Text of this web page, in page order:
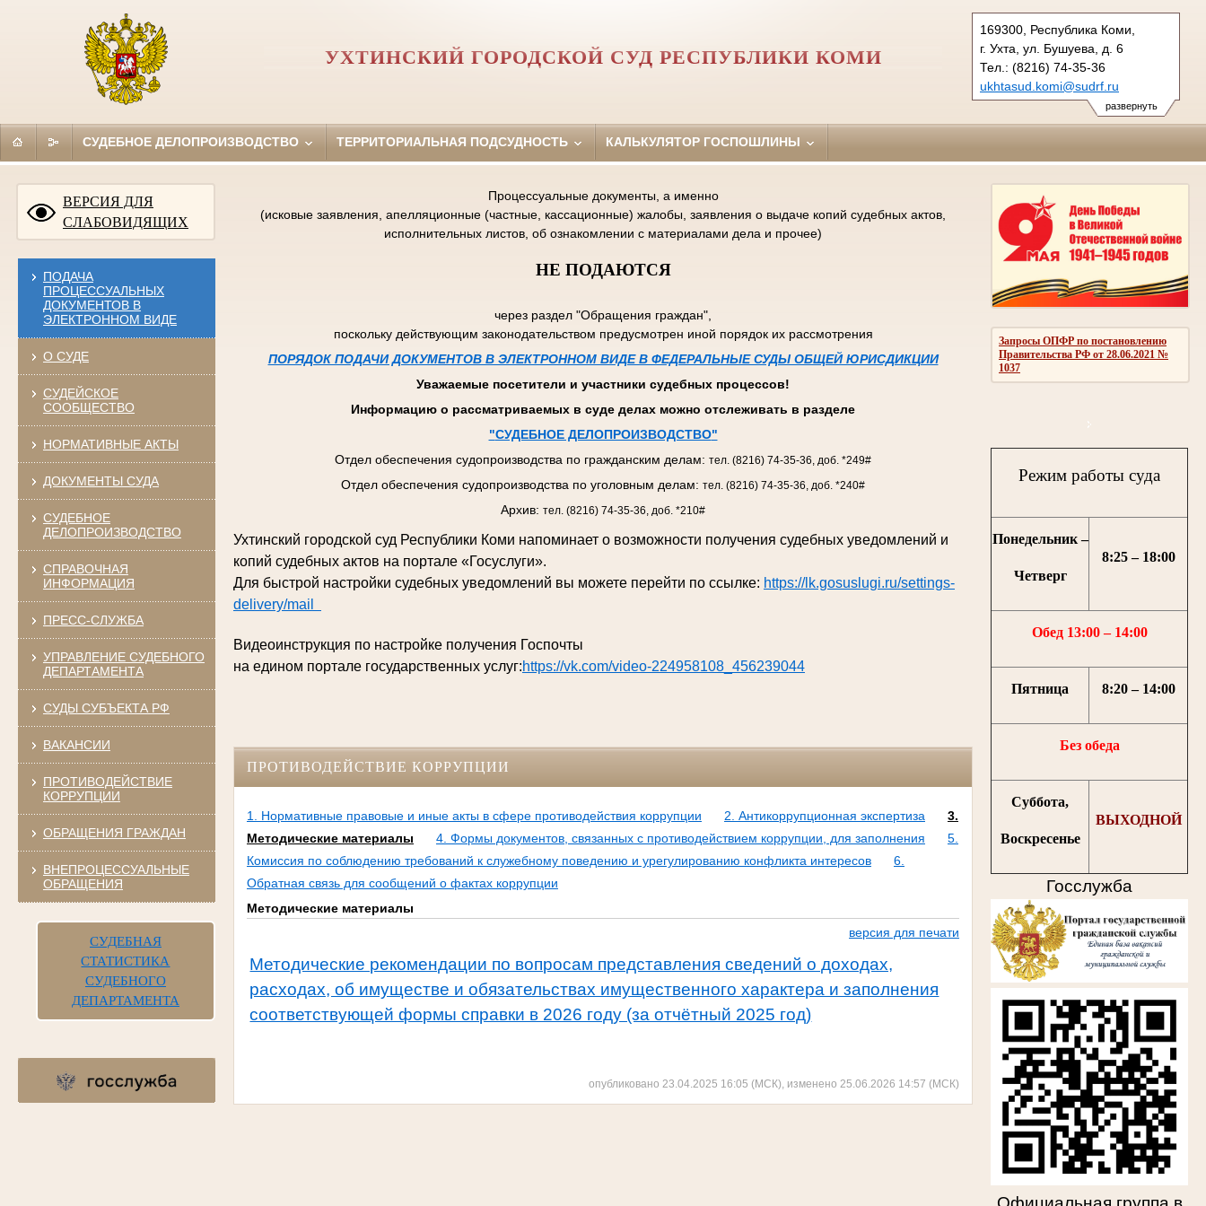
развернуть
169300, Республика Коми,
г. Ухта, ул. Бушуева, д. 6
Тел.: (8216) 74-35-36
ukhtasud.komi@sudrf.ru
схема проезда
УХТИНСКИЙ ГОРОДСКОЙ СУД РЕСПУБЛИКИ КОМИ
СУДЕБНОЕ ДЕЛОПРОИЗВОДСТВО ТЕРРИТОРИАЛЬНАЯ ПОДСУДНОСТЬ КАЛЬКУЛЯТОР ГОСПОШЛИНЫ
ВЕРСИЯ ДЛЯ
СЛАБОВИДЯЩИХ
ПОДАЧА
ПРОЦЕССУАЛЬНЫХ
ДОКУМЕНТОВ В
ЭЛЕКТРОННОМ ВИДЕ
О СУДЕ
СУДЕЙСКОЕ
СООБЩЕСТВО
НОРМАТИВНЫЕ АКТЫ
ДОКУМЕНТЫ СУДА
СУДЕБНОЕ
ДЕЛОПРОИЗВОДСТВО
СПРАВОЧНАЯ
ИНФОРМАЦИЯ
ПРЕСС-СЛУЖБА
УПРАВЛЕНИЕ СУДЕБНОГО
ДЕПАРТАМЕНТА
СУДЫ СУБЪЕКТА РФ
ВАКАНСИИ
ПРОТИВОДЕЙСТВИЕ
КОРРУПЦИИ
ОБРАЩЕНИЯ ГРАЖДАН
ВНЕПРОЦЕССУАЛЬНЫЕ
ОБРАЩЕНИЯ
СУДЕБНАЯ
СТАТИСТИКА
СУДЕБНОГО
ДЕПАРТАМЕНТА
Запросы ОПФР по постановлению
Правительства РФ от 28.06.2021 №
1037
Режим работы суда
Понедельник –
Четверг
8:25 – 18:00
Обед 13:00 – 14:00
Пятница 8:20 – 14:00
Без обеда
Суббота,
Воскресенье
ВЫХОДНОЙ
Госслужба
Процессуальные документы, а именно
(исковые заявления, апелляционные (частные, кассационные) жалобы, заявления о выдаче копий судебных актов,
исполнительных листов, об ознакомлении с материалами дела и прочее)
НЕ ПОДАЮТСЯ
через раздел "Обращения граждан",
поскольку действующим законодательством предусмотрен иной порядок их рассмотрения
ПОРЯДОК ПОДАЧИ ДОКУМЕНТОВ В ЭЛЕКТРОННОМ ВИДЕ В ФЕДЕРАЛЬНЫЕ СУДЫ ОБЩЕЙ ЮРИСДИКЦИИ
Уважаемые посетители и участники судебных процессов!
Информацию о рассматриваемых в суде делах можно отслеживать в разделе
"СУДЕБНОЕ ДЕЛОПРОИЗВОДСТВО"
Отдел обеспечения судопроизводства по гражданским делам: тел. (8216) 74-35-36, доб. *249#
Отдел обеспечения судопроизводства по уголовным делам: тел. (8216) 74-35-36, доб. *240#
Архив: тел. (8216) 74-35-36, доб. *210#
Ухтинский городской суд Республики Коми напоминает о возможности получения судебных уведомлений и
копий судебных актов на портале «Госуслуги».
Для быстрой настройки судебных уведомлений вы можете перейти по ссылке: https://lk.gosuslugi.ru/settings-
delivery/mail
Видеоинструкция по настройке получения Госпочты
на едином портале государственных услуг:https://vk.com/video-224958108_456239044
ПРОТИВОДЕЙСТВИЕ КОРРУПЦИИ
1. Нормативные правовые и иные акты в сфере противодействия коррупции 2. Антикоррупционная экспертиза
3.
Методические материалы
4. Формы документов, связанных с противодействием коррупции, для заполнения
5.
Комиссия по соблюдению требований к служебному поведению и урегулированию конфликта интересов
6.
Обратная связь для сообщений о фактах коррупции
Методические материалы
версия для печати
Методические рекомендации по вопросам представления сведений о доходах,
расходах, об имуществе и обязательствах имущественного характера и заполнения
соответствующей формы справки в 2026 году (за отчётный 2025 год)
опубликовано 23.04.2025 16:05 (МСК), изменено 25.06.2026 14:57 (МСК)